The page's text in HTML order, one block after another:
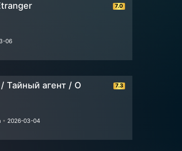
7.0
06
7.3
Тайный агент / O
• 2026-03-04